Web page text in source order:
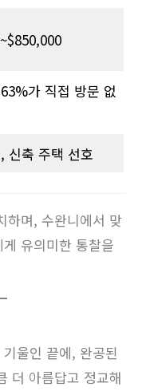
가 직접 방문 없
신축 주택 선호
하며, 수완니에서 맞
유의미한 통찰을
울인 끝에, 완공된
더 아름답고 정교해